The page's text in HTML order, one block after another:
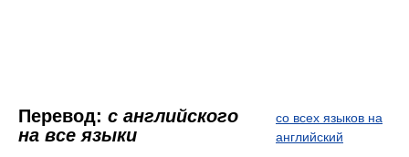
Перевод: с английского
на все языки
со всех языков на
английский